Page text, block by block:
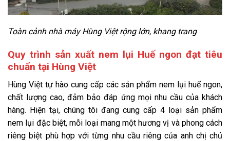
Toàn cảnh nhà máy Hùng Việt rộng lớn, khang trang
Quy trình sản xuất nem lụi Huế ngon đạt tiêu
chuẩn tại Hùng Việt
Hùng Việt tự hào cung cấp các sản phẩm nem lụi huế ngon,
chất lượng cao, đảm bảo đáp ứng mọi nhu cầu của khách
hàng. Hiện tại, chúng tôi đang cung cấp 4 loại sản phẩm
nem lụi đặc biệt, mỗi loại mang một hương vị và phong cách
riêng biệt phù hợp với từng nhu cầu riêng của anh chị chủ